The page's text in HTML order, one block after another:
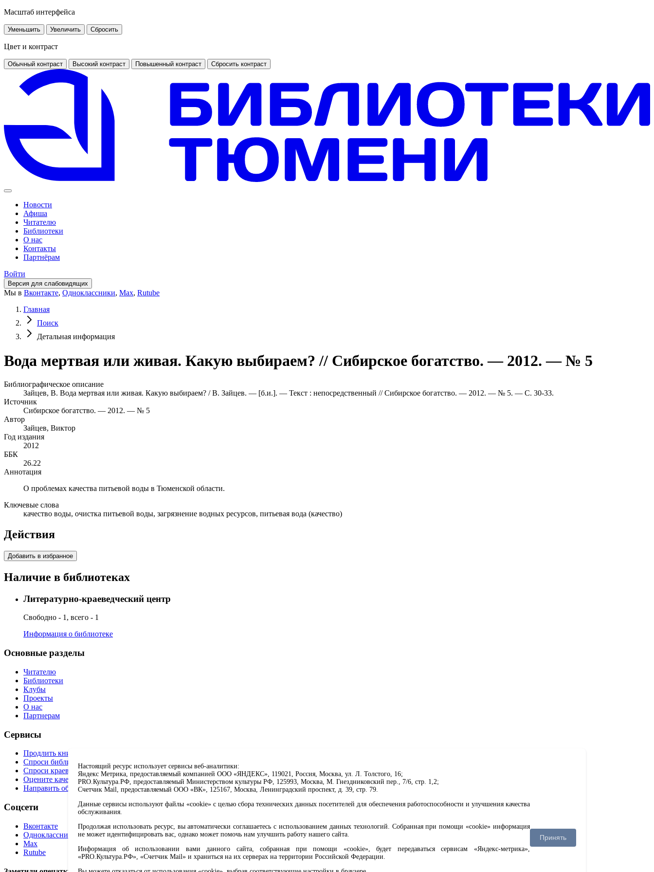
Масштаб интерфейса
Уменьшить Увеличить Сбросить
Цвет и контраст
Обычный контраст Высокий контраст Повышенный контраст Сбросить контраст
Новости
Афиша
Читателю
Библиотеки
О нас
Контакты
Партнёрам
Войти
Версия для слабовидящих
Мы в Вконтакте, Одноклассники, Max, Rutube
Главная
Поиск
Детальная информация
Вода мертвая или живая. Какую выбираем? // Сибирское богатство. — 2012. — № 5
Библиографическое описание
Зайцев, В. Вода мертвая или живая. Какую выбираем? / В. Зайцев. — [б.и.]. — Текст : непосредственный // Сибирское богатство. — 2012. — № 5. — С. 30-33.
Источник
Сибирское богатство. — 2012. — № 5
Автор
Зайцев, Виктор
Год издания
2012
ББК
26.22
Аннотация
О проблемах качества питьевой воды в Тюменской области.
Ключевые слова
качество воды, очистка питьевой воды, загрязнение водных ресурсов, питьевая вода (качество)
Действия
Добавить в избранное
Наличие в библиотеках
Литературно-краеведческий центр
Свободно - 1, всего - 1
Информация о библиотеке
Основные разделы
Читателю
Библиотеки
Клубы
Проекты
О нас
Партнерам
Сервисы
Продлить книгу
Спроси библиотекаря
Спроси краеведа
Оцените качество услуг
Направить обращение директору
Соцсети
Вконтакте
Одноклассники
Max
Rutube
Настоящий ресурс использует сервисы веб-аналитики:
Яндекс Метрика, предоставляемый компанией ООО «ЯНДЕКС», 119021, Россия, Москва, ул. Л. Толстого, 16;
PRO.Культура.РФ, предоставляемый Министерством культуры РФ, 125993, Москва, М. Гнездниковский пер., 7/6, стр. 1,2;
Счетчик Mail, предоставляемый ООО «ВК», 125167, Москва, Ленинградский проспект, д. 39, стр. 79.
Данные сервисы используют файлы «cookie» с целью сбора технических данных посетителей для обеспечения работоспособности и улучшения качества
обслуживания.
Продолжая использовать ресурс, вы автоматически соглашаетесь с использованием данных технологий. Собранная при помощи «cookie» информация
не может идентифицировать вас, однако может помочь нам улучшить работу нашего сайта.
Информация об использовании вами данного сайта, собранная при помощи «cookie», будет передаваться сервисам «Яндекс-метрика»,
«PRO.Культура.РФ», «Счетчик Mail» и храниться на их серверах на территории Российской Федерации.
Принять